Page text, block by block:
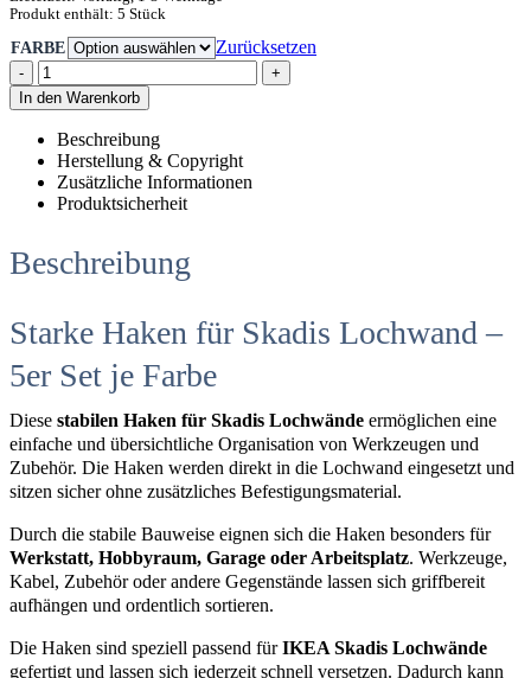
Produkt enthält: 5 Stück
FARBE Zurücksetzen
-
+
In den Warenkorb
Beschreibung
Herstellung & Copyright
Zusätzliche Informationen
Produktsicherheit
Beschreibung
Starke Haken für Skadis Lochwand –
5er Set je Farbe
Diese stabilen Haken für Skadis Lochwände ermöglichen eine
einfache und übersichtliche Organisation von Werkzeugen und
Zubehör. Die Haken werden direkt in die Lochwand eingesetzt und
sitzen sicher ohne zusätzliches Befestigungsmaterial.
Durch die stabile Bauweise eignen sich die Haken besonders für
Werkstatt, Hobbyraum, Garage oder Arbeitsplatz. Werkzeuge,
Kabel, Zubehör oder andere Gegenstände lassen sich griffbereit
aufhängen und ordentlich sortieren.
Die Haken sind speziell passend fürIKEA Skadis Lochwände
gefertigt und lassen sich jederzeit schnell versetzen. Dadurch kann